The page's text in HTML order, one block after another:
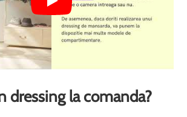
dressing la comanda?